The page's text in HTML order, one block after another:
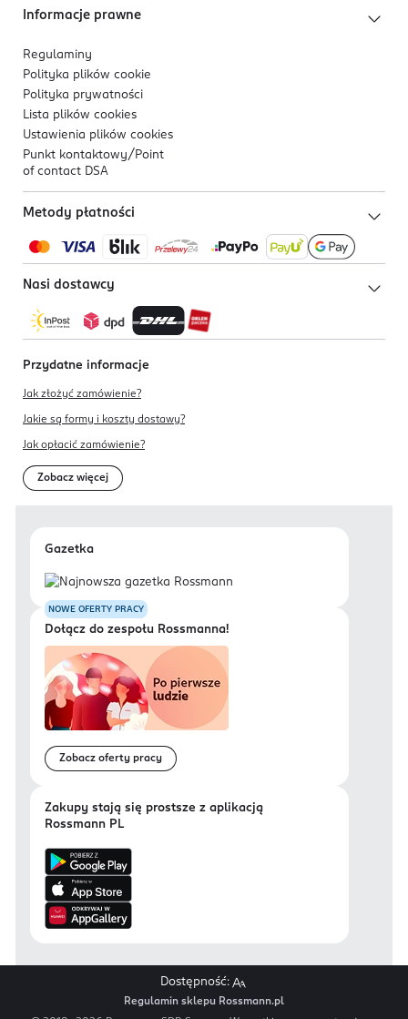
Informacje prawne
Regulaminy
Polityka plików cookie
Polityka prywatności
Lista plików cookies
Ustawienia plików cookies
Punkt kontaktowy/ Point
of contact DSA
Metody płatności
Nasi dostawcy
Przydatne informacje
Jak złożyć zamówienie?
Jakie są formy i koszty dostawy?
Jak opłacić zamówienie?
Zobacz więcej
Gazetka
NOWE OFERTY PRACY
Dołącz do zespołu Rossmanna!
Zobacz oferty pracy
Zakupy stają się prostsze z aplikacją
Rossmann PL
Dostępność:
Regulamin sklepu Rossmann.pl